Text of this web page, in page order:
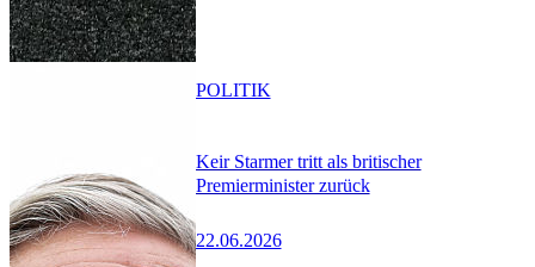
Keir Starmer tritt als britischer
Premierminister zurück
22.06.2026
POLITIK